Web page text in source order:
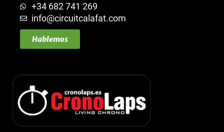
+34 682 741 269
info@circuitcalafat.com
Hablemos